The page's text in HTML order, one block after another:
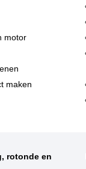
motor
maken
rotonde en